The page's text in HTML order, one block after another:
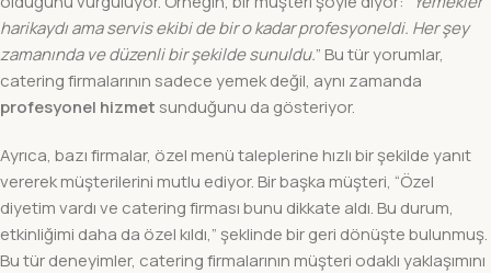
harikaydı ama servis ekibi de bir o kadar profesyoneldi. Her şey
zamanında ve düzenli bir şekilde sunuldu.” Bu tür yorumlar,
catering firmalarının sadece yemek değil, aynı zamanda
profesyonel hizmet sunduğunu da gösteriyor.
Ayrıca, bazı firmalar, özel menü taleplerine hızlı bir şekilde yanıt
vererek müşterilerini mutlu ediyor. Bir başka müşteri, “Özel
diyetim vardı ve catering firması bunu dikkate aldı. Bu durum,
etkinliğimi daha da özel kıldı,” şeklinde bir geri dönüşte bulunmuş.
Bu tür deneyimler, catering firmalarının müşteri odaklı yaklaşımını